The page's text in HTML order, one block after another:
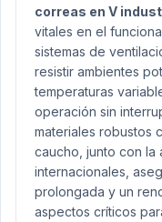
correas en V
vitales en el
sistemas de
resistir ambientes
temperaturas
operación sin
materiales robustos
caucho, junto con la
internacionales,
prolongada y un
aspectos críticos